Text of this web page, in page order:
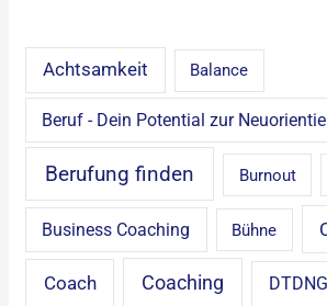
Achtsamkeit Balance
Beruf - Dein Potential zur
Berufung finden Burnout
Business Coaching Bühne
Coach Coaching DTDNG